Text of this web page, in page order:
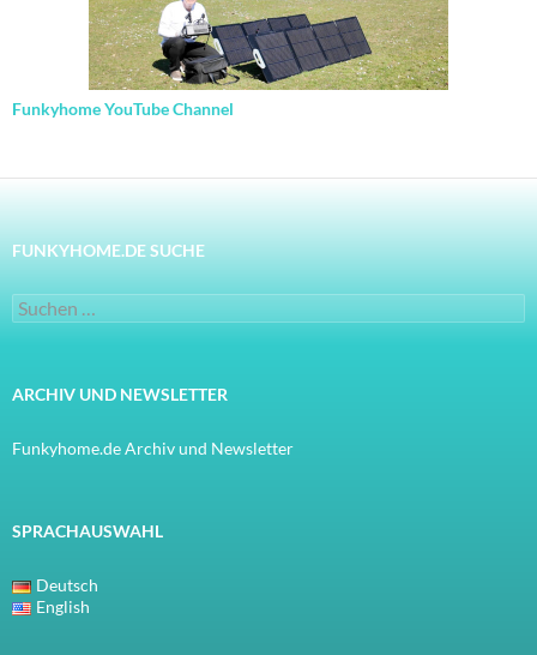
Funkyhome YouTube Channel
FUNKYHOME.DE SUCHE
Suchen
nach:
ARCHIV UND NEWSLETTER
Funkyhome.de Archiv und Newsletter
SPRACHAUSWAHL
Deutsch
English